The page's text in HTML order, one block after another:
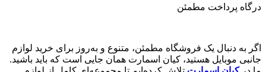
درگاه پرداخت مطمئن
اگر به دنبال یک فروشگاه مطمئن، متنوع و به‌روز برای خرید لوازم
جانبی موبایل هستید، کیان اسمارت همان جایی است که باید باشید.